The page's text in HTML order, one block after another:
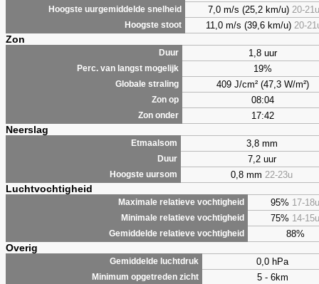
Hoogste uurgemiddelde snelheid 7,0 m/s (25,2 km/u) 20-21u
Hoogste stoot 11,0 m/s (39,6 km/u) 20-
Zon
Duur 1,8 uur
Perc. van langst mogelijk 19%
Globale straling 409 J/cm² (47,3 W/m²)
Zon op 08:04
Zon onder 17:42
Neerslag
Etmaalsom 3,8 mm
Duur 7,2 uur
Hoogste uursom 0,8 mm 22-23u
Luchtvochtigheid
Maximale relatieve vochtigheid 95% 17-18u
Minimale relatieve vochtigheid 75% 14-15u
Gemiddelde relatieve vochtigheid 88%
Overig
Gemiddelde luchtdruk 0,0 hPa
Minimum opgetreden zicht 5 - 6km